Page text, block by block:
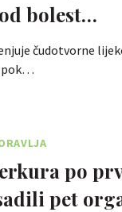
bolest…
čudotvorne
pok…
po
pet